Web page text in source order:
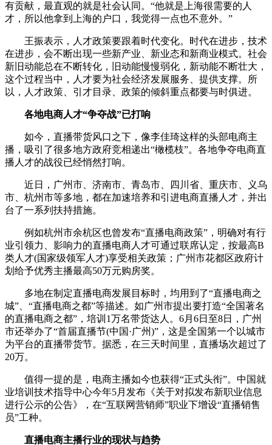
有贡献，最直观的就是社会认同。“他就是上海很需要的人
才，所以他拿到上海的户口，我觉得一点也不意外。”
王振表示，人才政策要跟着时代变化。时代在进步，技术
在进步，会不断出现一些新产业、新业态和新商业模式。社会
新旧动能总在不断转化，旧动能慢慢弱化，新动能不断壮大，
这个过程当中，人才要为社会经济发展服务、提供支撑。所
以，人才政策、引才目录、政策的倾斜重点都要与时俱进。
各地电商人才“争夺战”已打响
如今，直播带货风口之下，像李佳琦这样的头部电商主
播，吸引了很多地方政府竞相递出“橄榄枝”。各地争夺电商直
播人才的战役已经悄然打响。
近日，广州市、济南市、青岛市、四川省、重庆市、义乌
市、杭州市等多地，都在加速培养和引进电商直播人才，并出
台了一系列扶持措施。
例如杭州市余杭区也曾发布“直播电商政策”，明确对有行
业引领力、影响力的直播电商人才可通过联席认定，按最高B
类人才(国家级领军人才)享受相关政策；广州市花都区政府计
划给予优秀主播最高50万元购房奖。
多地在制定直播电商发展目标时，均用到了“直播电商之
城”、“直播电商之都”等描述。如广州市提出要打造“全国著名
的直播电商之都”，培训1万名带货达人。6月6日至8日，广州
市还举办了“首届直播节(中国·广州)”，这是全国第一个以城市
为平台的直播带货节。据悉，在三天时间里，直播场次超过了
20万。
值得一提的是，电商主播如今也获得“正式头衔”。中国就
业培训技术指导中心今年5月发布《关于对拟发布新职业信息
进行公示的公告》，在“互联网营销师”职业下增设“直播销售
员”工种。
直播电商主播行业的现状与趋势